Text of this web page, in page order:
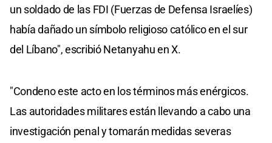
un soldado de las FDI (Fuerzas de Defensa Israelíes)
había dañado un símbolo religioso católico en el sur
del Líbano", escribió Netanyahu en X.
"Condeno este acto en los términos más enérgicos.
Las autoridades militares están llevando a cabo una
investigación penal y tomarán medidas severas